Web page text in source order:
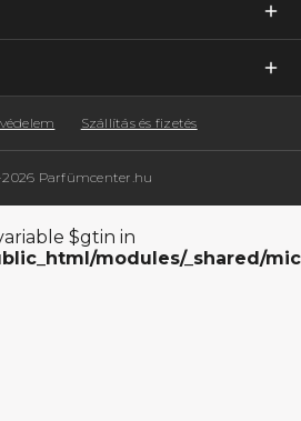
Parfümcenter.hu
Szállítás és fizetés
$gtin in
modules/_shared/